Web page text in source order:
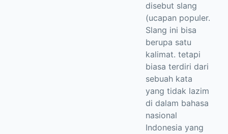
disebut slang
(ucapan populer.
Slang ini bisa
berupa satu
kalimat. tetapi
biasa terdiri dari
sebuah kata
yang tidak lazim
di dalam bahasa
nasional
Indonesia yang